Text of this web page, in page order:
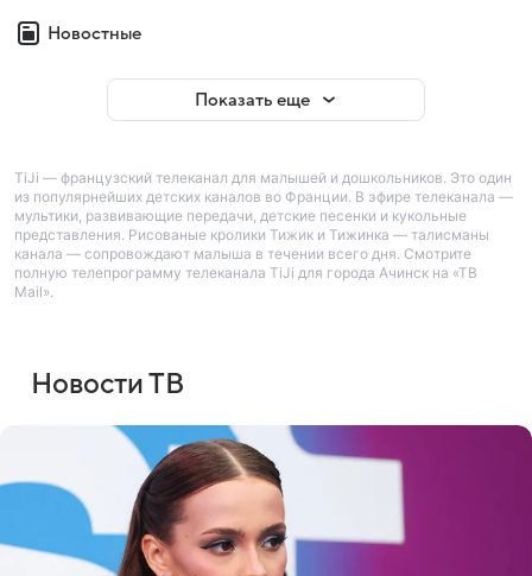
Новостные
Показать еще
TiJi — французский телеканал для малышей и дошкольников. Это один
из популярнейших детских каналов во Франции. В эфире телеканала —
мультики, развивающие передачи, детские песенки и кукольные
представления. Рисованые кролики Тижик и Тижинка — талисманы
канала — сопровождают малыша в течении всего дня. Смотрите
полную телепрограмму телеканала TiJi для города Ачинск на «ТВ
Mail».
Новости ТВ